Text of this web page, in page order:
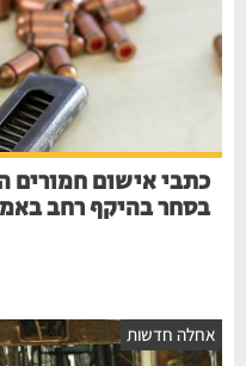
בסחר בהיקף רחב
אחלה חדשות